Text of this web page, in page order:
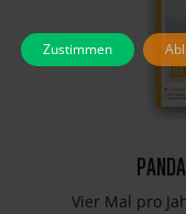
Vier Mal pro
Zustimmen